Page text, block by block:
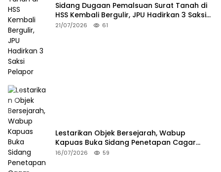
Sidang Dugaan Pemalsuan Surat Tanah di
HSS Kembali Bergulir, JPU Hadirkan 3 Saksi
Pelapor
21/07/2026 61
Lestarikan Objek Bersejarah, Wabup
Kapuas Buka Sidang Penetapan Cagar
Budaya 2026
16/07/2026 59